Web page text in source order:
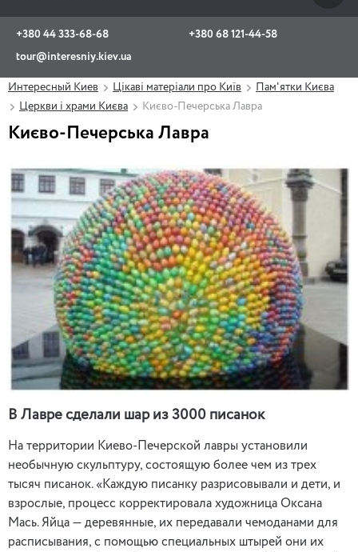
+380 44 333-68-68
+380 68 121-44-58
tour@interesniy.kiev.ua
Интересный Киев Цікаві матеріали про Київ
Пам'ятки Києва
Церкви і храми Києва
Києво-Печерська Лавра
Києво-Печерська Лавра
В Лавре сделали шар из 3000 писанок
На территории Киево-Печерской лавры установили
необычную скульптуру, состоящую более чем из трех
тысяч писанок. «Каждую писанку разрисовывали и дети, и
взрослые, процесс корректировала художница Оксана
Мась. Яйца — деревянные, их передавали чемоданами для
расписывания, с помощью специальных штырей они их